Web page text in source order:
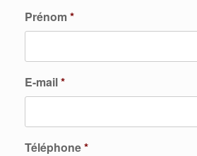
Prénom*
E-mail*
Téléphone*